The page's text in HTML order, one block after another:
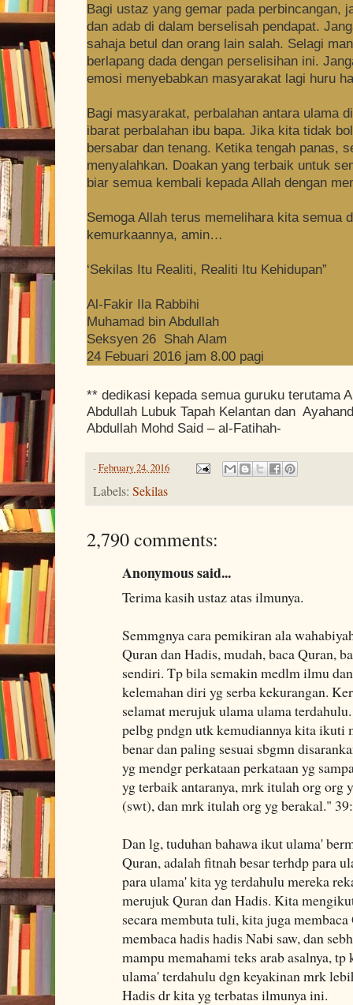
Bagi ustaz yang gemar pada perbincangan,
dan adab di dalam berselisah pendapat.
sahaja betul dan orang lain salah. Selagi
berlapang dada dengan perselisihan ini.
emosi menyebabkan masyarakat lagi huru
Bagi masyarakat, perbalahan antara ulama
ibarat perbalahan ibu bapa. Jika kita tidak
bersabar dan tenang. Ketika tengah panas,
menyalahkan. Doakan yang terbaik untuk
biar semua kembali kepada Allah dengan
Semoga Allah terus memelihara kita semua
kemurkaannya, amin…
‘Sekilas Itu Realiti, Realiti Itu Kehidupan”
Al-Fakir Ila Rabbihi
Muhamad bin Abdullah
Seksyen 26 Shah Alam
24 Febuari 2016 jam 8.00 pagi
** dedikasi kepada semua guruku terutama
Abdullah Lubuk Tapah Kelantan dan
Abdullah Mohd Said – al-Fatihah-
-February 24, 2016
Labels: Sekilas
2,790 comments:
Anonymous said...
Terima kasih ustaz atas ilmunya.
Semmgnya cara pemikiran ala
Quran dan Hadis, mudah, baca Quran,
sendiri. Tp bila semakin medlm ilmu
kelemahan diri yg serba kekurangan.
selamat merujuk ulama ulama
pelbg pndgn utk kemudiannya kita ikuti
benar dan paling sesuai sbgmn
yg mendgr perkataan perkataan yg
yg terbaik antaranya, mrk itulah org
(swt), dan mrk itulah org yg berakal."
Dan lg, tuduhan bahawa ikut ulama'
Quran, adalah fitnah besar terhdp para
para ulama' kita yg terdahulu mereka
merujuk Quran dan Hadis. Kita
secara membuta tuli, kita juga
membaca hadis hadis Nabi saw, dan
mampu memahami teks arab asalnya,
ulama' terdahulu dgn keyakinan mrk
Hadis dr kita yg terbatas ilmunya ini.